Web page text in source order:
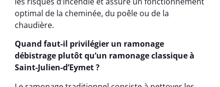
optimal de la cheminée, du poêle ou de la
chaudière.
Quand faut-il privilégier un ramonage
débistrage plutôt qu’un ramonage classique à
Saint-Julien-d’Eymet ?